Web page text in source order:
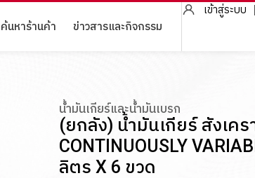
ค้นหาร้านค้า ข่าวสารและกิจกรรม
เข้าสู่ระบบ
น้ำมันเกียร์และน้ำมันเบรก
(ยกลัง) น้ำมันเกียร์ สังเคร
CONTINUOUSLY
ลิตร X 6 ขวด